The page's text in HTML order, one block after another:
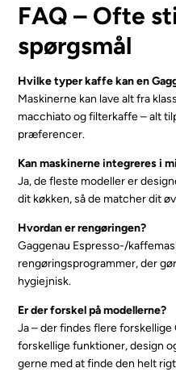
FAQ – Ofte
spørgsmål
Hvilke typer kaffe kan en
Maskinerne kan lave alt fra
macchiato og filterkaffe – alt
præferencer.
Kan maskinerne integreres i
Ja, de fleste modeller er
dit køkken, så de matcher dit
Hvordan er rengøringen?
Gaggenau Espresso-/
rengøringsprogrammer, der
hygiejnisk.
Er der forskel på modellerne?
Ja – der findes flere
forskellige funktioner, design
gerne med at finde den helt